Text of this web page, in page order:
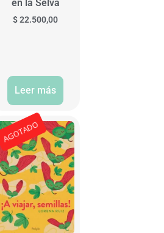
en la Selva
$22.500,00
Leer más
AGOTADO